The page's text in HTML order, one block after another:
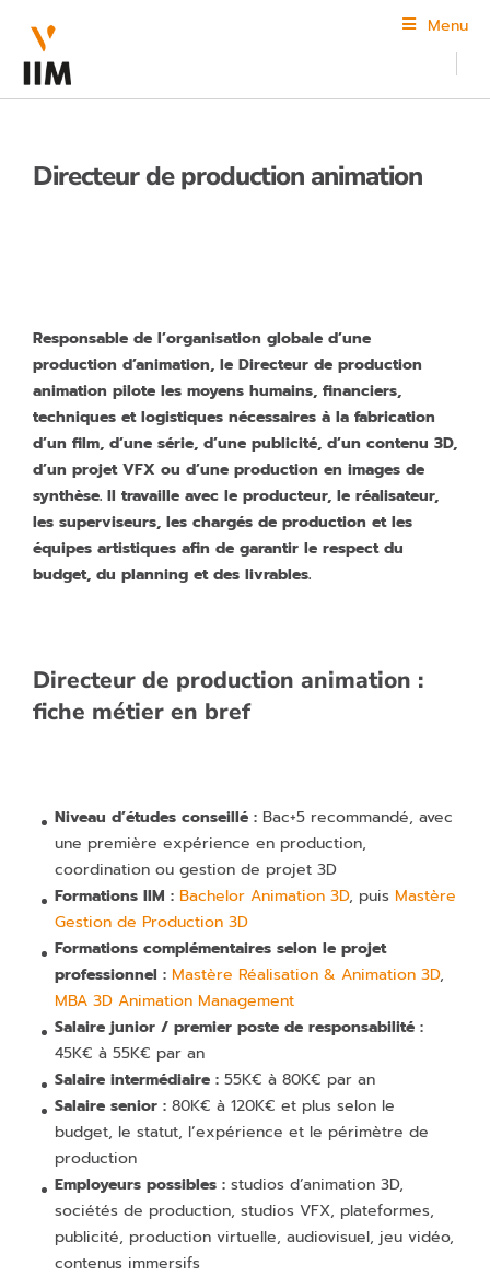
Menu
Directeur de production animation
Responsable de l’organisation globale d’une
production d’animation, le Directeur de production
animation pilote les moyens humains, financiers,
techniques et logistiques nécessaires à la fabrication
d’un film, d’une série, d’une publicité, d’un contenu 3D,
d’un projet VFX ou d’une production en images de
synthèse. Il travaille avec le producteur, le réalisateur,
les superviseurs, les chargés de production et les
équipes artistiques afin de garantir le respect du
budget, du planning et des livrables.
Directeur de production animation :
fiche métier en bref
Niveau d’études conseillé : Bac+5 recommandé, avec
une première expérience en production,
coordination ou gestion de projet 3D
Formations IIM : Bachelor Animation 3D, puis Mastère
Gestion de Production 3D
Formations complémentaires selon le projet
professionnel : Mastère Réalisation & Animation 3D,
MBA 3D Animation Management
Salaire junior / premier poste de responsabilité :
45K€ à 55K€ par an
Salaire intermédiaire : 55K€ à 80K€ par an
Salaire senior : 80K€ à 120K€ et plus selon le
budget, le statut, l’expérience et le périmètre de
production
Employeurs possibles : studios d’animation 3D,
sociétés de production, studios VFX, plateformes,
publicité, production virtuelle, audiovisuel, jeu vidéo,
contenus immersifs